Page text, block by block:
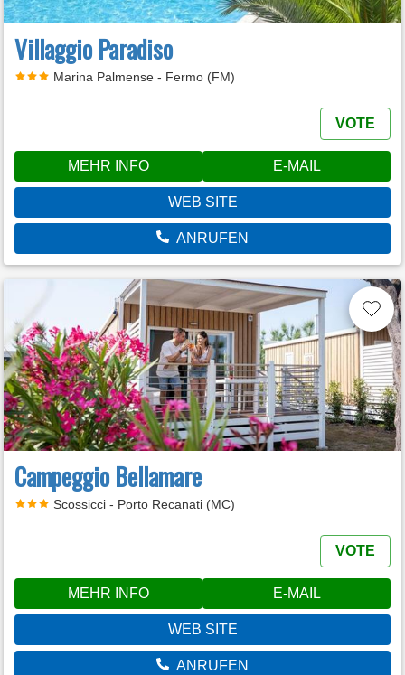
Villaggio Paradiso
Marina Palmense - Fermo (FM)
VOTE
MEHR INFO E-MAIL
WEB SITE
ANRUFEN
Campeggio Bellamare
Scossicci - Porto Recanati (MC)
VOTE
MEHR INFO E-MAIL
WEB SITE
ANRUFEN